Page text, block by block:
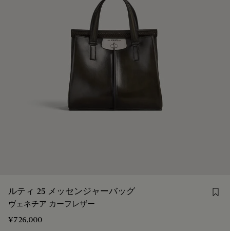
ルティ 25 メッセンジャーバッグ
ヴェネチア カーフレザー
¥726,000